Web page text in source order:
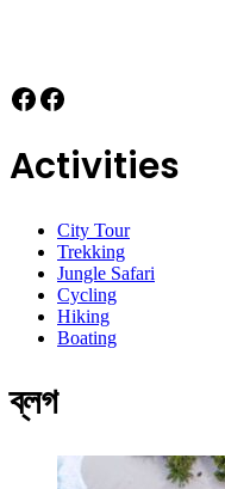
Facebook
Facebook
Activities
City Tour
Trekking
Jungle Safari
Cycling
Hiking
Boating
ব্লগ